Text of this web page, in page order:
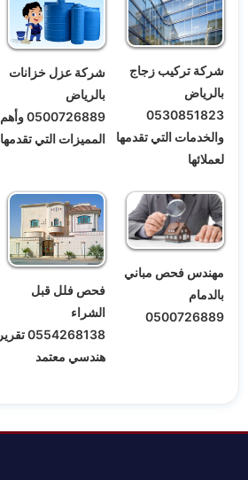
شركة تركيب زجاج
بالرياض
0530851823
والخدمات التي تقدمها
لعملائها
شركة عزل خزانات
بالرياض
0500726889 وأهم
المميزات التي تقدمها
مهندس فحص مباني
بالدمام
0500726889
فحص فلل قبل
الشراء
0554268138 تقرير
هندسي معتمد